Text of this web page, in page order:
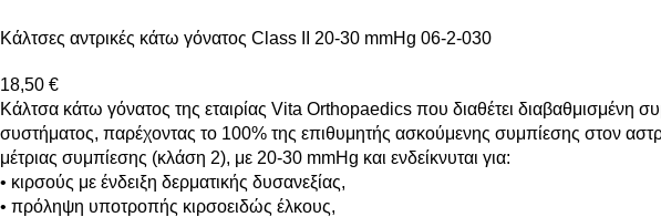
Κάλτσες αντρικές κάτω γόνατος Class II 20-30 mmHg 06-2-030
18,50 €
Κάλτσα κάτω γόνατος της εταιρίας Vita Orthopaedics που διαθέτει διαβαθμισμένη
συστήματος, παρέχοντας το 100% της επιθυμητής ασκούμενης συμπίεσης στον
μέτριας συμπίεσης (κλάση 2), με 20-30 mmHg και ενδείκνυται για:
• κιρσούς με ένδειξη δερματικής δυσανεξίας,
• πρόληψη υποτροπής κιρσοειδώς έλκους,